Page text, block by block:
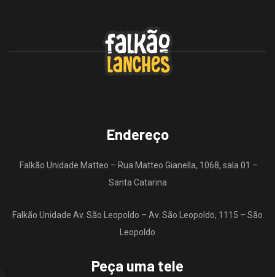
Endereço
Falkão Unidade Matteo – Rua Matteo Gianella, 1068, sala 01 –
Santa Catarina
Falkão Unidade Av. São Leopoldo – Av. São Leopoldo, 1115 – São
Leopoldo
Peça uma tele